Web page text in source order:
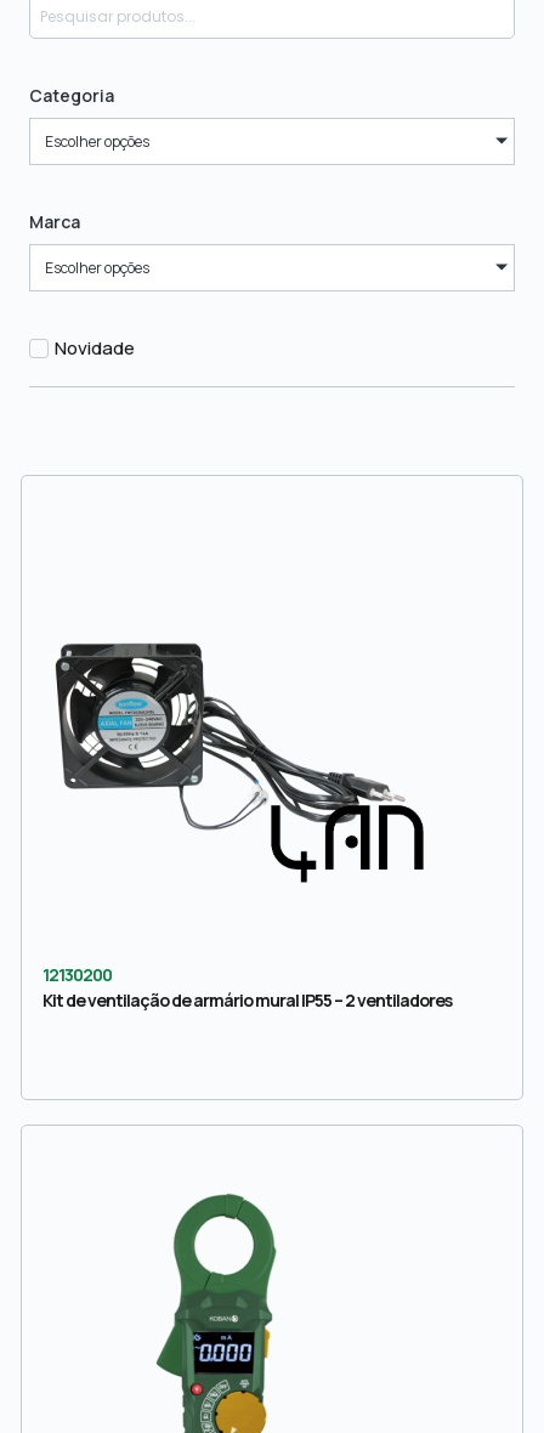
Categoria
Escolher opções
Marca
Escolher opções
Novidade
12130200
Kit de ventilação de armário mural IP55 – 2 ventiladores